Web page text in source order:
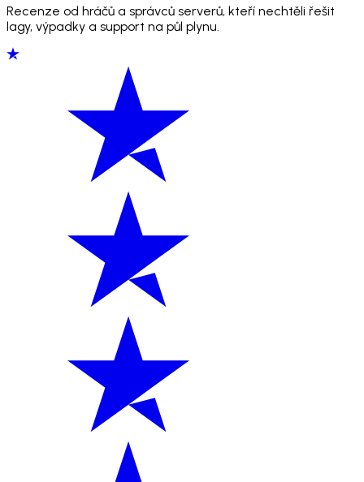
Recenze od hráčů a správců serverů, kteří nechtěli řešit
lagy, výpadky a support na půl plynu.